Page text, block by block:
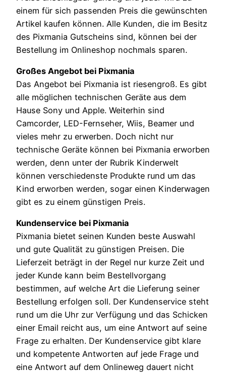
einem für sich passenden Preis die gewünschten
Artikel kaufen können. Alle Kunden, die im Besitz
des Pixmania Gutscheins sind, können bei der
Bestellung im Onlineshop nochmals sparen.
Großes Angebot bei Pixmania
Das Angebot bei Pixmania ist riesengroß. Es gibt
alle möglichen technischen Geräte aus dem
Hause Sony und Apple. Weiterhin sind
Camcorder, LED-Fernseher, Wiis, Beamer und
vieles mehr zu erwerben. Doch nicht nur
technische Geräte können bei Pixmania erworben
werden, denn unter der Rubrik Kinderwelt
können verschiedenste Produkte rund um das
Kind erworben werden, sogar einen Kinderwagen
gibt es zu einem günstigen Preis.
Kundenservice bei Pixmania
Pixmania bietet seinen Kunden beste Auswahl
und gute Qualität zu günstigen Preisen. Die
Lieferzeit beträgt in der Regel nur kurze Zeit und
jeder Kunde kann beim Bestellvorgang
bestimmen, auf welche Art die Lieferung seiner
Bestellung erfolgen soll. Der Kundenservice steht
rund um die Uhr zur Verfügung und das Schicken
einer Email reicht aus, um eine Antwort auf seine
Frage zu erhalten. Der Kundenservice gibt klare
und kompetente Antworten auf jede Frage und
eine Antwort auf dem Onlineweg dauert nicht